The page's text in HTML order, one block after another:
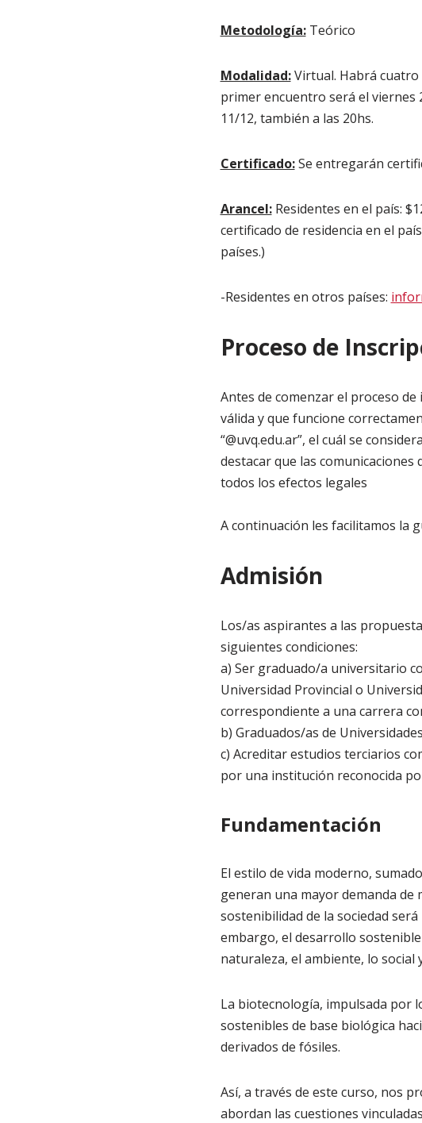
Metodología:Teórico
Modalidad:Virtual. Habrá cuatro
primer encuentro será el viernes
11/12, también a las 20hs.
Certificado:Se entregarán
Arancel:Residentes en el país:
certificado de residencia en el
países.)
-Residentes en otros países:
Proceso de
Antes de comenzar el proceso
válida y que funcione
“@uvq.edu.ar”, el cuál se
destacar que las comunicaciones
todos los efectos legales
A continuación les facilitamos la
Admisión
Los/as aspirantes a las
siguientes condiciones:
a) Ser graduado/a universitario
Universidad Provincial o
correspondiente a una carrera
b) Graduados/as de
c) Acreditar estudios terciarios
por una institución reconocida
Fundamentación
El estilo de vida moderno,
generan una mayor demanda de
sostenibilidad de la sociedad
embargo, el desarrollo
naturaleza, el ambiente, lo social
La biotecnología, impulsada por
sostenibles de base biológica
derivados de fósiles.
Así, a través de este curso, nos
abordan las cuestiones